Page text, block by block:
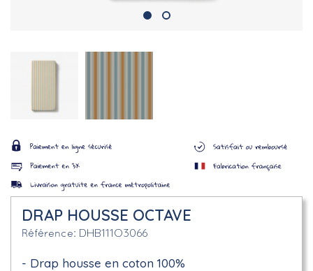
DRAP HOUSSE OCTAVE
Référence DHB111O3066
Drap housse en coton 100%